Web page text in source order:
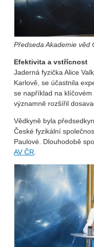
Předseda Akademie věd
Efektivita a vstřícnost
Jaderná fyzička Alice
Karlově, se účastnila
se například na
významně rozšířil
Vědkyně byla
České fyzikální
Paulové. Dlouhodobě
AV ČR